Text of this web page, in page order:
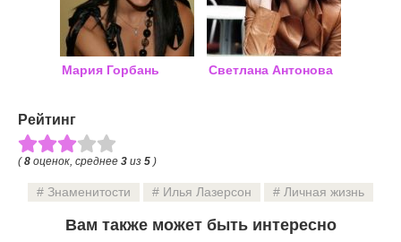
Мария Горбань Светлана Антонова
Рейтинг
(8 оценок, среднее 3 из 5 )
Знаменитости Илья Лазерсон Личная жизнь
Вам также может быть интересно